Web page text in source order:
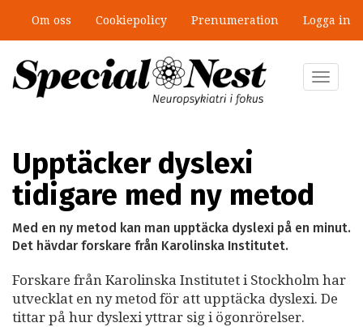
huvudinnehåll
Om oss Cookiepolicy Prenumeration Logga in
Toggle
Upptäcker dyslexi
tidigare med ny metod
Med en ny metod kan man upptäcka dyslexi på en minut.
Det hävdar forskare från Karolinska Institutet.
Forskare från Karolinska Institutet i Stockholm har
utvecklat en ny metod för att upptäcka dyslexi. De
tittar på hur dyslexi yttrar sig i ögonrörelser.
Ny antologi om fördelar och
fallgropar med särskilda
undervisningsgrupper